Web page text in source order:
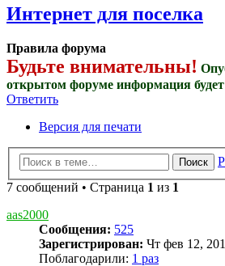
Интернет для поселка
Правила форума
Будьте внимательны!
открытом форуме информация будет
Ответить
Версия для печати
Поиск
7 сообщений • Страница 1 из 1
aas2000
Сообщения: 525
Зарегистрирован: Чт фев 12,
Поблагодарили: 1 раз